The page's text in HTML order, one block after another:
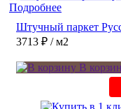
Подробнее
Штучный паркет
3713 ₽ / м2
В